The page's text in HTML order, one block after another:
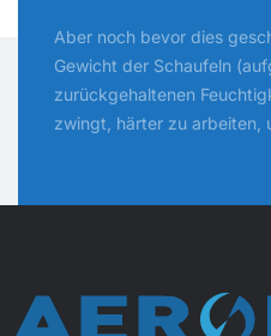
Aber noch bevor dies
Gewicht der Schaufeln
zurückgehaltenen
zwingt, härter zu arbeiten,